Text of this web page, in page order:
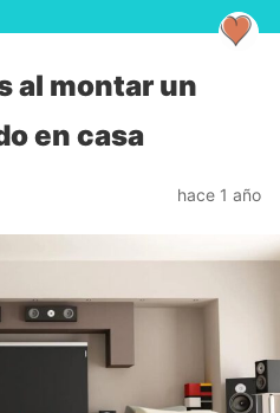
al montar un
en casa
hace 1 año